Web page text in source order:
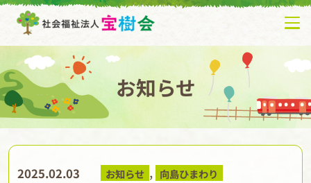
お知らせ
2025.02.03 お知らせ , 向島ひまわり